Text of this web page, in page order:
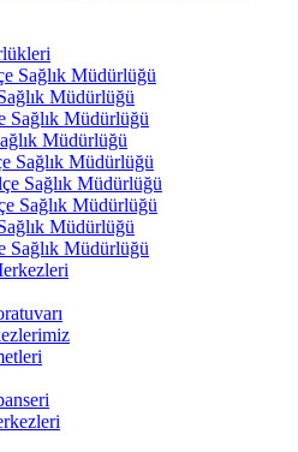
Sağlık Müdürlüğü
Müdürlüğü
Sağlık Müdürlüğü
Müdürlüğü
Sağlık Müdürlüğü
Sağlık Müdürlüğü
Sağlık Müdürlüğü
Müdürlüğü
Sağlık Müdürlüğü